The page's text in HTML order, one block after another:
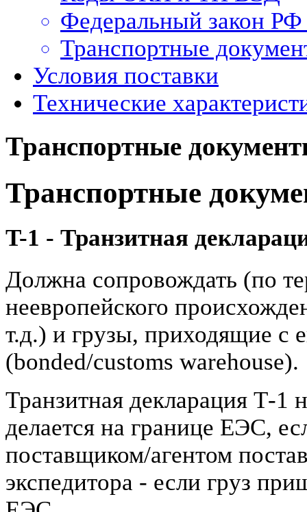
Федеральный закон
Транспортные
Условия поставки
Технические
Транспортные
Транспортные
T-1 - Транзитная
Должна сопровождать (по
неевропейского
т.д.) и грузы, приходящие с
(bonded/customs warehouse).
Транзитная декларация Т-
делается на границе ЕЭС,
поставщиком/агентом
экспедитора - если груз